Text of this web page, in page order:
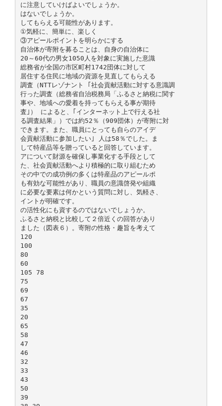
に注意していけばよいでしょうか。
はないでしょうか。
してもらえる可能性があります。
①気軽に、簡単に、楽しく
③アピールポイントを明らかにする
自治体が寄附を募ることは、自身の自治体に
20～60代の男女1050人を対象に実施した意識
総務省が全国の市区町村1742団体に対して
居住する住民に地域の資源を見直してもらえる
調査（NTTレゾナント ｢社会貢献活動に対する意識調
行った調査（総務省自治税務局「ふるさと納税に関す
事や、地域への愛着を持ってもらえる事が期待
査｣） によると、｢インターネット上で行える社
る調査結果」）では約52％（909団体）が寄附に対
できます。また、職員にとっても自らのアイデ
会貢献活動に参加したい｣ 人は58％でした。ま
して特産品等を贈っていると回答しています。
アについて財源を確保し事業化する手段として
た、社会貢献活動へより積極的に取り組むため
その中での成功例の多くは特産品のアピールポ
も有効な可能性があり、職員の意識啓発や組織
に必要な要素は何かという質問に対し、気軽さ、
イントが明確です。
の活性化にも資するのではないでしょうか。
ふるさと納税と比較して２倍近くの回答があり
ました（図表６）。寄附の性格・趣旨を考えて
120
100
80
60
105 78
75
69
67
35
20
65
58
47
46
32
33
43
50
39